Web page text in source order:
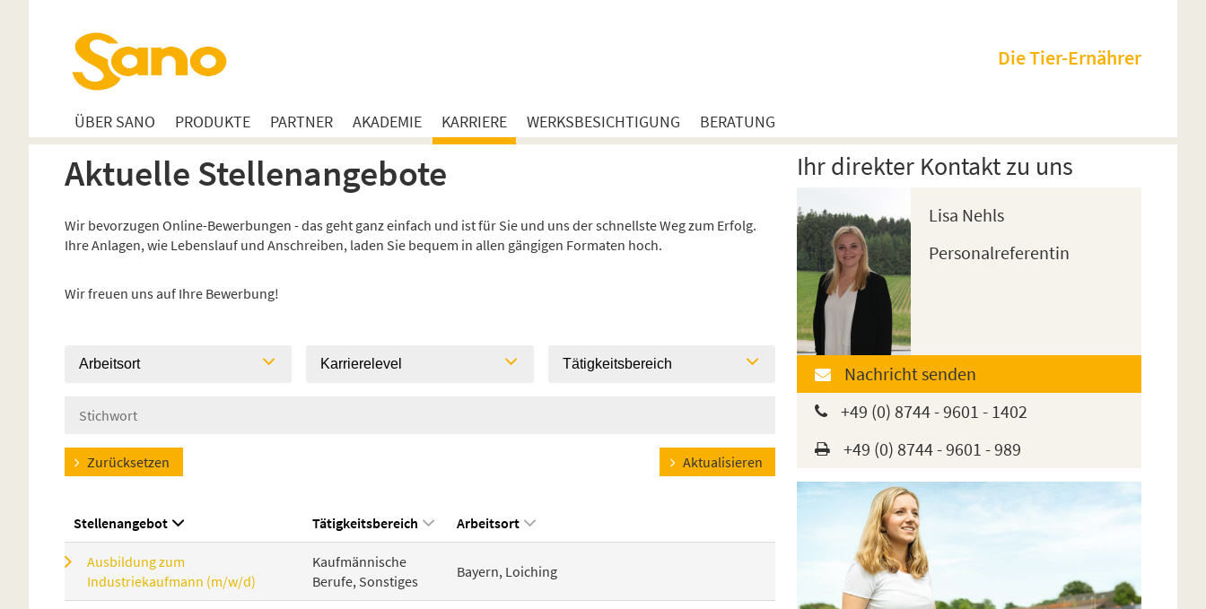
Die Tier-Ernährer
ÜBER SANO PRODUKTE PARTNER AKADEMIE KARRIERE WERKSBESICHTIGUNG BERATUNG
Aktuelle Stellenangebote
Wir bevorzugen Online-Bewerbungen - das geht ganz einfach und ist für Sie und uns der schnellste Weg zum Erfolg.
Ihre Anlagen, wie Lebenslauf und Anschreiben, laden Sie bequem in allen gängigen Formaten hoch.
Wir freuen uns auf Ihre Bewerbung!
Arbeitsort Karrierelevel Tätigkeitsbereich
Zurücksetzen Aktualisieren
Stellenangebot Tätigkeitsbereich Arbeitsort
Ausbildung zum
Industriekaufmann (m/w/d)
Kaufmännische
Berufe, Sonstiges
Bayern, Loiching
Ihr direkter Kontakt zu uns
Lisa Nehls
Personalreferentin
Nachricht senden
+49 (0) 8744 - 9601 - 1402
+49 (0) 8744 - 9601 - 989